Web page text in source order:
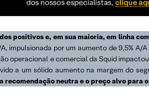
positivos e, em sua maioria, em linha
impulsionada por um aumento de 9,5%
operacional e comercial da Squid
a um sólido aumento na margem do
recomendação neutra e o preço alvo para